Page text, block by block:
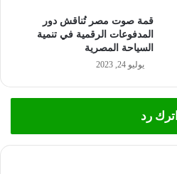
قمة صوت مصر تُناقش دور
المدفوعات الرقمية في تنمية
السياحة المصرية
يوليو 24, 2023
اترك رد